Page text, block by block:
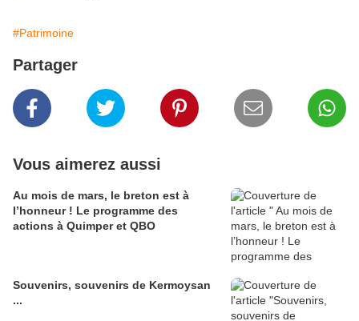
#Patrimoine
Partager
Vous aimerez aussi
Au mois de mars, le breton est à
l’honneur ! Le programme des
actions à Quimper et QBO
Souvenirs, souvenirs de Kermoysan
...